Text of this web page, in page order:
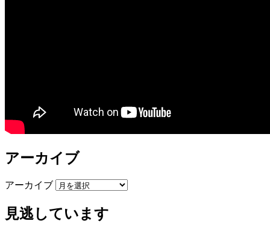
アーカイブ
アーカイブ
見逃しています